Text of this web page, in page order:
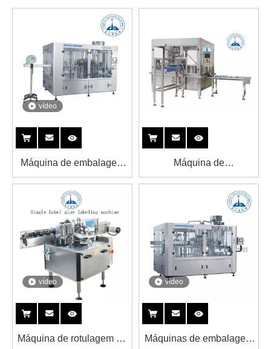
vídeo
Máquina de embalagem
de preenchimento de
engarrafamento de suco
Máquina de
encher/embalagem de
água de sachet
vídeo
Máquina de rotulagem de
vídeo
Máquinas de embalagem